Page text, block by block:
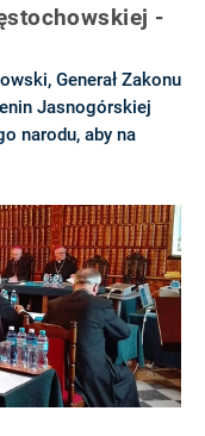
-
Generał Zakonu
Jasnogórskiej
narodu, aby na